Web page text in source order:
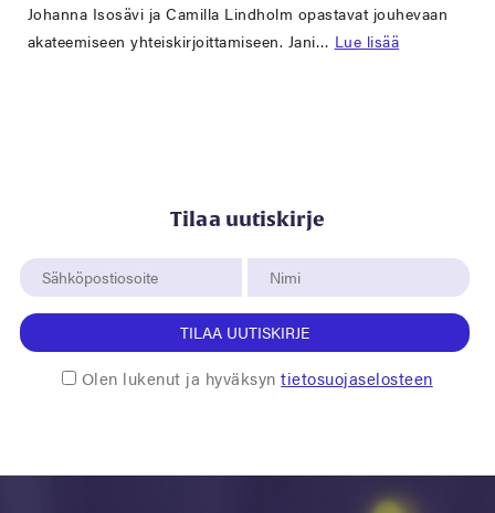
Johanna Isosävi ja Camilla Lindholm opastavat jouhevaan
akateemiseen yhteiskirjoittamiseen. Jani… Lue lisää
Tilaa uutiskirje
TILAA UUTISKIRJE
Olen lukenut ja hyväksyntietosuojaselosteen